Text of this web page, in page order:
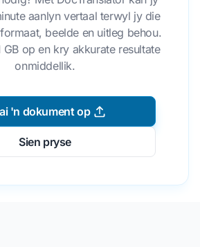
aanlyn vertaal terwyl jy die
beelde en uitleg behou.
GB op en kry akkurate resultate
onmiddellik.
'n dokument op
Sien pryse